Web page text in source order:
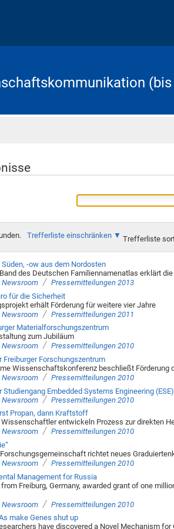
Trefferliste einschränken Trefferliste
-ow aus dem Nordosten
des Deutschen Familiennamenatlas erklärt
Newsroom / Pressemitteilungen 2013
für die Sicherheit
erhält Förderung für weitere vier Jahre
Newsroom / Pressemitteilungen 2011
Materialforschungszentrum
zum Jubiläum
Newsroom / Pressemitteilungen 2010
Freiburger Forschungszentrum
Wissenschaftskonferenz beschließt Förderung
Newsroom / Pressemitteilungen 2010
Studiengang Embedded Systems Engineering (ESE)
Newsroom / Pressemitteilungen 2010
Propan, dann Kraftstoff
Wissenschaftler entwickeln Prozess zur direkten
Newsroom / Pressemitteilungen 2010
richtet neues
Newsroom / Pressemitteilungen 2010
Management for Russia
Freiburg, Germany, awarded grant of one
Newsroom / Pressemitteilungen 2010
make Genes shut up
have discovered a Novel Mechanism for